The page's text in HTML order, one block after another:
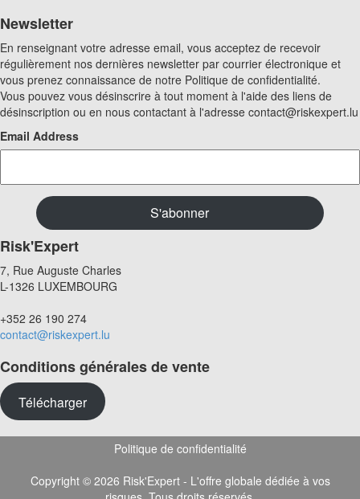
Newsletter
En renseignant votre adresse email, vous acceptez de recevoir
régulièrement nos dernières newsletter par courrier électronique et
vous prenez connaissance de notre Politique de confidentialité.
Vous pouvez vous désinscrire à tout moment à l'aide des liens de
désinscription ou en nous contactant à l'adresse contact@riskexpert.lu
Email Address
Risk'Expert
7, Rue Auguste Charles
L-1326 LUXEMBOURG
+352 26 190 274
contact@riskexpert.lu
Conditions générales de vente
Télécharger
Politique de confidentialité
Copyright © 2026 Risk'Expert - L'offre globale dédiée à vos